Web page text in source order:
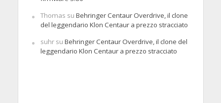
Thomas su Behringer Centaur Overdrive, il clone
del leggendario Klon Centaur a prezzo stracciato
suhrsu Behringer Centaur Overdrive, il clone del
leggendario Klon Centaur a prezzo stracciato